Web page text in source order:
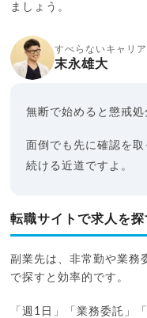
ましょう。
すべらないキャリ
末永雄大
無断で始めると懲戒処
面倒でも先に確認を
続ける近道ですよ。
転職サイトで求人を探
副業先は、非常勤や業務
で探すと効率的です。
「週1日」「業務委託」